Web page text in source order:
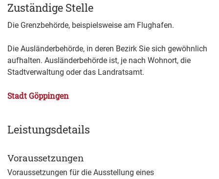
Zuständige Stelle
Die Grenzbehörde, beispielsweise am Flughafen.
Die Ausländerbehörde, in deren Bezirk Sie sich gewöhnlich
aufhalten. Ausländerbehörde ist, je nach Wohnort, die
Stadtverwaltung oder das Landratsamt.
Stadt Göppingen
Leistungsdetails
Voraussetzungen
Voraussetzungen für die Ausstellung eines